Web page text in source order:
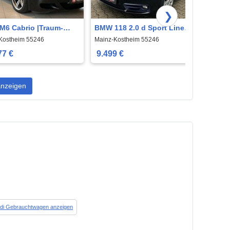
Cabrio |Traum-
55246
€
BMW 118 2.0 d Sport Line
|Navi|PDC|Klima|SHZ|Tempo|
Mainz-Kostheim 55246
9.499 €
❯
Gebrauchtwagen anzeigen